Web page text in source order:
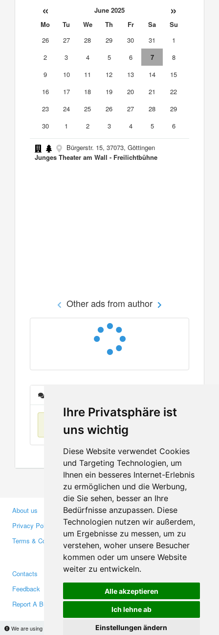
Ihre Privatsphäre ist
uns wichtig
Diese Website verwendet Cookies
und Targeting Technologien, um
Ihnen ein besseres Internet-Erlebnis
zu ermöglichen und die Werbung,
die Sie sehen, besser an Ihre
Bedürfnisse anzupassen. Diese
Technologien nutzen wir außerdem,
um Ergebnisse zu messen, um zu
verstehen, woher unsere Besucher
kommen oder um unsere Website
weiter zu entwickeln.
Alle akzeptieren
Ich lehne ab
Einstellungen ändern
We are using cookies to provide statistics that help us give you the best experience of
« June 2025 »
Mo Tu We Th Fr Sa
Su
26
27 28 29 30 31
1
2
3 4 5 6 7
8
9
10 11 12 13 14
15
16
17 18 19 20 21
22
23
24 25 26 27 28
29
30
1 2 3 4 5 6
Bürgerstr. 15, 37073, Göttingen
Junges Theater am Wall - Freilichtbühne
Other ads from author
No items found
About us
Privacy Policy
Terms & Conditions
Business Partners
Investors
Media
Contacts
Feedback
Report A Bug
Facebook
Twitter
YouTube
Google+